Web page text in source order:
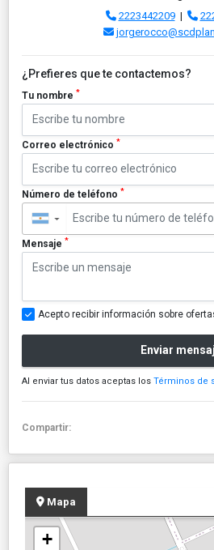
2223442209|
¿Prefieres que te contactemos?
Tu nombre *
Correo electrónico *
Número de teléfono *
▼
Mensaje *
Acepto recibir información sobre
Enviar
Al enviar tus datos aceptas los Términos de
Compartir:
Mapa
+